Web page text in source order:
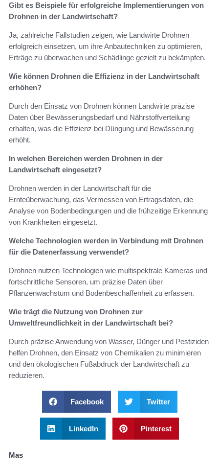
Gibt es Beispiele für erfolgreiche Implementierungen von
Drohnen in der Landwirtschaft?
Ja, zahlreiche Fallstudien zeigen, wie Landwirte Drohnen
erfolgreich einsetzen, um ihre Anbautechniken zu optimieren,
Erträge zu überwachen und Schädlinge gezielt zu bekämpfen.
Wie können Drohnen die Effizienz in der Landwirtschaft
erhöhen?
Durch den Einsatz von Drohnen können Landwirte präzise
Daten über Bewässerungsbedarf und Nährstoffverteilung
erhalten, was die Effizienz bei Düngung und Bewässerung
erhöht.
In welchen Bereichen werden Drohnen in der
Landwirtschaft eingesetzt?
Drohnen werden in der Landwirtschaft für die
Ernteüberwachung, das Vermessen von Ertragsdaten, die
Analyse von Bodenbedingungen und die frühzeitige Erkennung
von Krankheiten eingesetzt.
Welche Technologien werden in Verbindung mit Drohnen
für die Datenerfassung verwendet?
Drohnen nutzen Technologien wie multispektrale Kameras und
fortschrittliche Sensoren, um präzise Daten über
Pflanzenwachstum und Bodenbeschaffenheit zu erfassen.
Wie trägt die Nutzung von Drohnen zur
Umweltfreundlichkeit in der Landwirtschaft bei?
Durch präzise Anwendung von Wasser, Dünger und Pestiziden
helfen Drohnen, den Einsatz von Chemikalien zu minimieren
und den ökologischen Fußabdruck der Landwirtschaft zu
reduzieren.
Facebook Twitter
LinkedIn Pinterest
Mas